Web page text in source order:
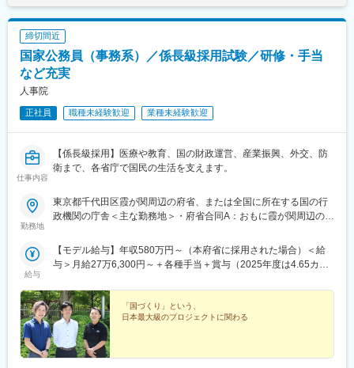
あります。
■働き方：
同校は学校組織では珍しくフレックスタイム制を導入していま
す。また職員室内はフリーアドレスとなっており、教職員は最新
変更の範囲：会社の定める業務
・中学校への訪問や説明会
・オープンスクールの企画運営
・全国で実施される合同相談会での入学相談
・生徒募集のための公式サイトの更新
◇学校運営とは
・テスト制作・運営、スクーリング運営など
https://www.wao.ed.jp/about/staff/
ートやテストをICTを活用し添削いたします。また、年に数回宿泊
型のスクーリングがあり、生徒と直接関わることができます。ワ
徒ともに学び、ワークショップのスキルを向上していける環境が
あります。
■働き方：
同校は学校組織では珍しくフレックスタイム制を導入していま
締切間近
国家公務員（事務系）／係長級採用試験／研修・手当
など充実
人事院
正社員 職種未経験歓迎 業種未経験歓迎
仕事内容
【係長級採用】医療や教育、国の財政運営、産業振興、外交、防
衛まで、各省庁で国民の生活を支えます。
勤務地
東京都千代田区霞が関周辺の府省、または全国に所在する国の行
政機関の庁舎＜主な勤務地＞・府省合同A：おもに霞が関周辺の本
局、国税事務所）※職務により、全国および海外での活躍のチャン
スもあります※就業場所の変更の範囲：各府省の定める場所
給与
【モデル給与】年収580万円～（本府省に採用された場合）＜給
与＞月給27万6,300円～＋各種手当＋賞与（2025年度は4.65カ月
験年数と同程度の経験年数を有する国家公務員が受ける俸給月額
との均衡を考慮して決定します ※支給要件を満たした場合は、次
のような諸手当が支給されます。└地域手当、本府省業務調整手
当、通勤手当、住居手当、扶養手当、超過勤務手当 など※俸給月
額等は2026年４月１日現在の「一般職の職員の給与に関する法
「国づくり」という、
日本最大級のプロジェクトに関わる